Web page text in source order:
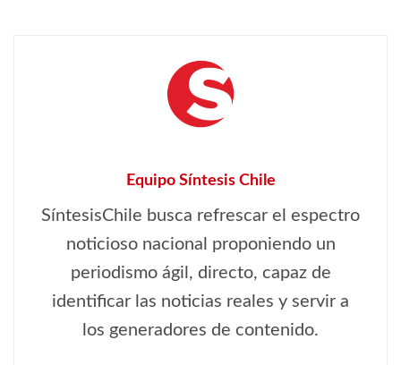
Equipo Síntesis Chile
SíntesisChile busca refrescar el espectro
noticioso nacional proponiendo un
periodismo ágil, directo, capaz de
identificar las noticias reales y servir a
los generadores de contenido.